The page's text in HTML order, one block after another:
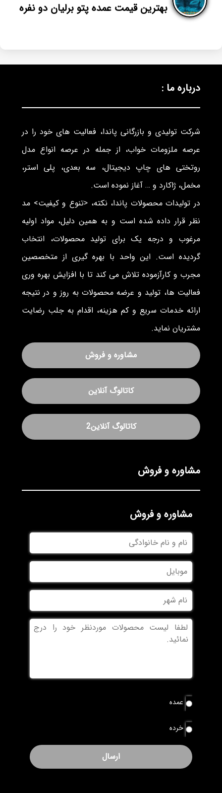
بهترین قیمت عمده پتو برلیان دو نفره
درباره ما :
شرکت تولیدی و بازرگانی پاندا، فعالیت های خود را در
عرصه ملزومات خواب، از جمله در عرصه انواع مدل
روتختی های چاپ دیجیتال، سه بعدی، پلی استر،
مخمل، ژاکارد و … آغاز نموده است.
در تولیدات محصولات پاندا، نکته، <تنوع و کیفیت> مد
نظر قرار داده شده است و به همین دلیل، مواد اولیه
مرغوب و درجه یک برای تولید محصولات، انتخاب
گردیده است. این واحد با بهره گیری از متخصصین
مجرب و کارآزموده تلاش می کند تا با افزایش بهره وری
فعالیت ها، تولید و عرضه محصولات به روز و در نتیجه
ارائه خدمات سریع و کم هزینه، اقدام به جلب رضایت
مشتریان نماید.
مشاوره و فروش
کاتالوگ آنلاین
کاتالوگ آنلاین2
مشاوره و فروش
مشاوره و فروش
نام
و
نام
خانوادگی
موبایل
نام
شهر
بدون
عنوان
نوع
سفارش
عمده
خرده